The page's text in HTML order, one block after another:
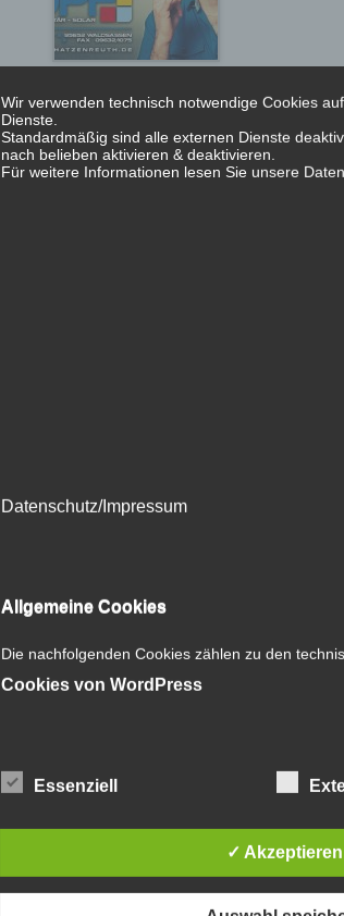
Wir verwenden technisch notwendige Cookies
Dienste.
Standardmäßig sind alle externen Dienste
nach belieben aktivieren & deaktivieren.
Für weitere Informationen lesen Sie unsere
Datenschutz/Impressum
Allgemeine Cookies
Die nachfolgenden Cookies zählen zu den
Cookies von WordPress
Essenziell
✓ Akzeptieren